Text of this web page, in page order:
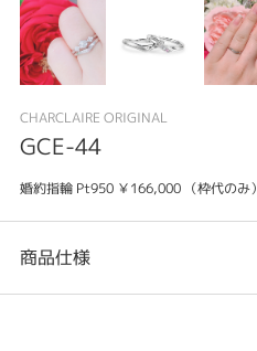
CHARCLAIRE ORIGINAL
GCE-44
婚約指輪 Pt950 ￥166,000 （枠代のみ）
商品仕様